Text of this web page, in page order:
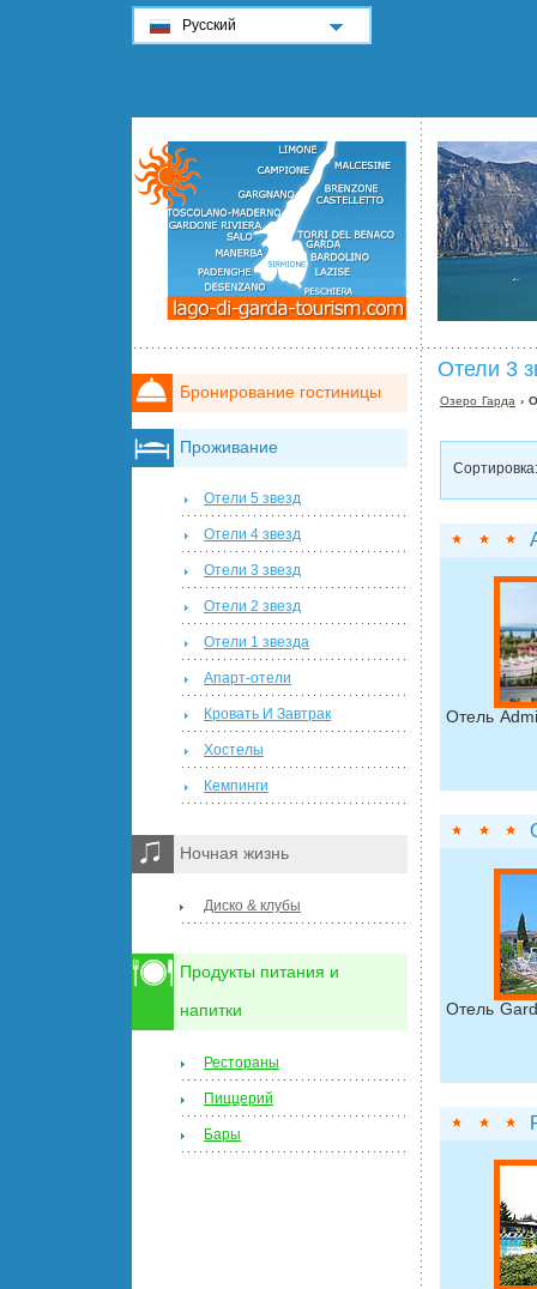
Отели 3
Озеро Гарда ›
Сортировка:
Отель
Отель
Бронирование гостиницы
Проживание
Отели 5 звезд
Отели 4 звезд
Отели 3 звезд
Отели 2 звезд
Отели 1 звезда
Апарт-отели
Кровать И Завтрак
Хостелы
Кемпинги
Ночная жизнь
Диско & клубы
Продукты питания и
напитки
Рестораны
Пиццерий
Бары
Русский